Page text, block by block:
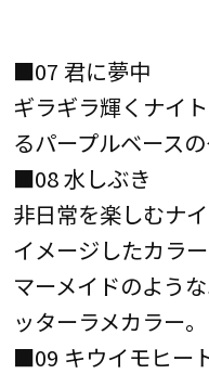
■07 君に夢中
ギラギラ輝くナイ
るパープルベース
■08 水しぶき
非日常を楽しむナ
イメージしたカラー
マーメイドのよう
ッターラメカラー。
■09 キウイモヒー